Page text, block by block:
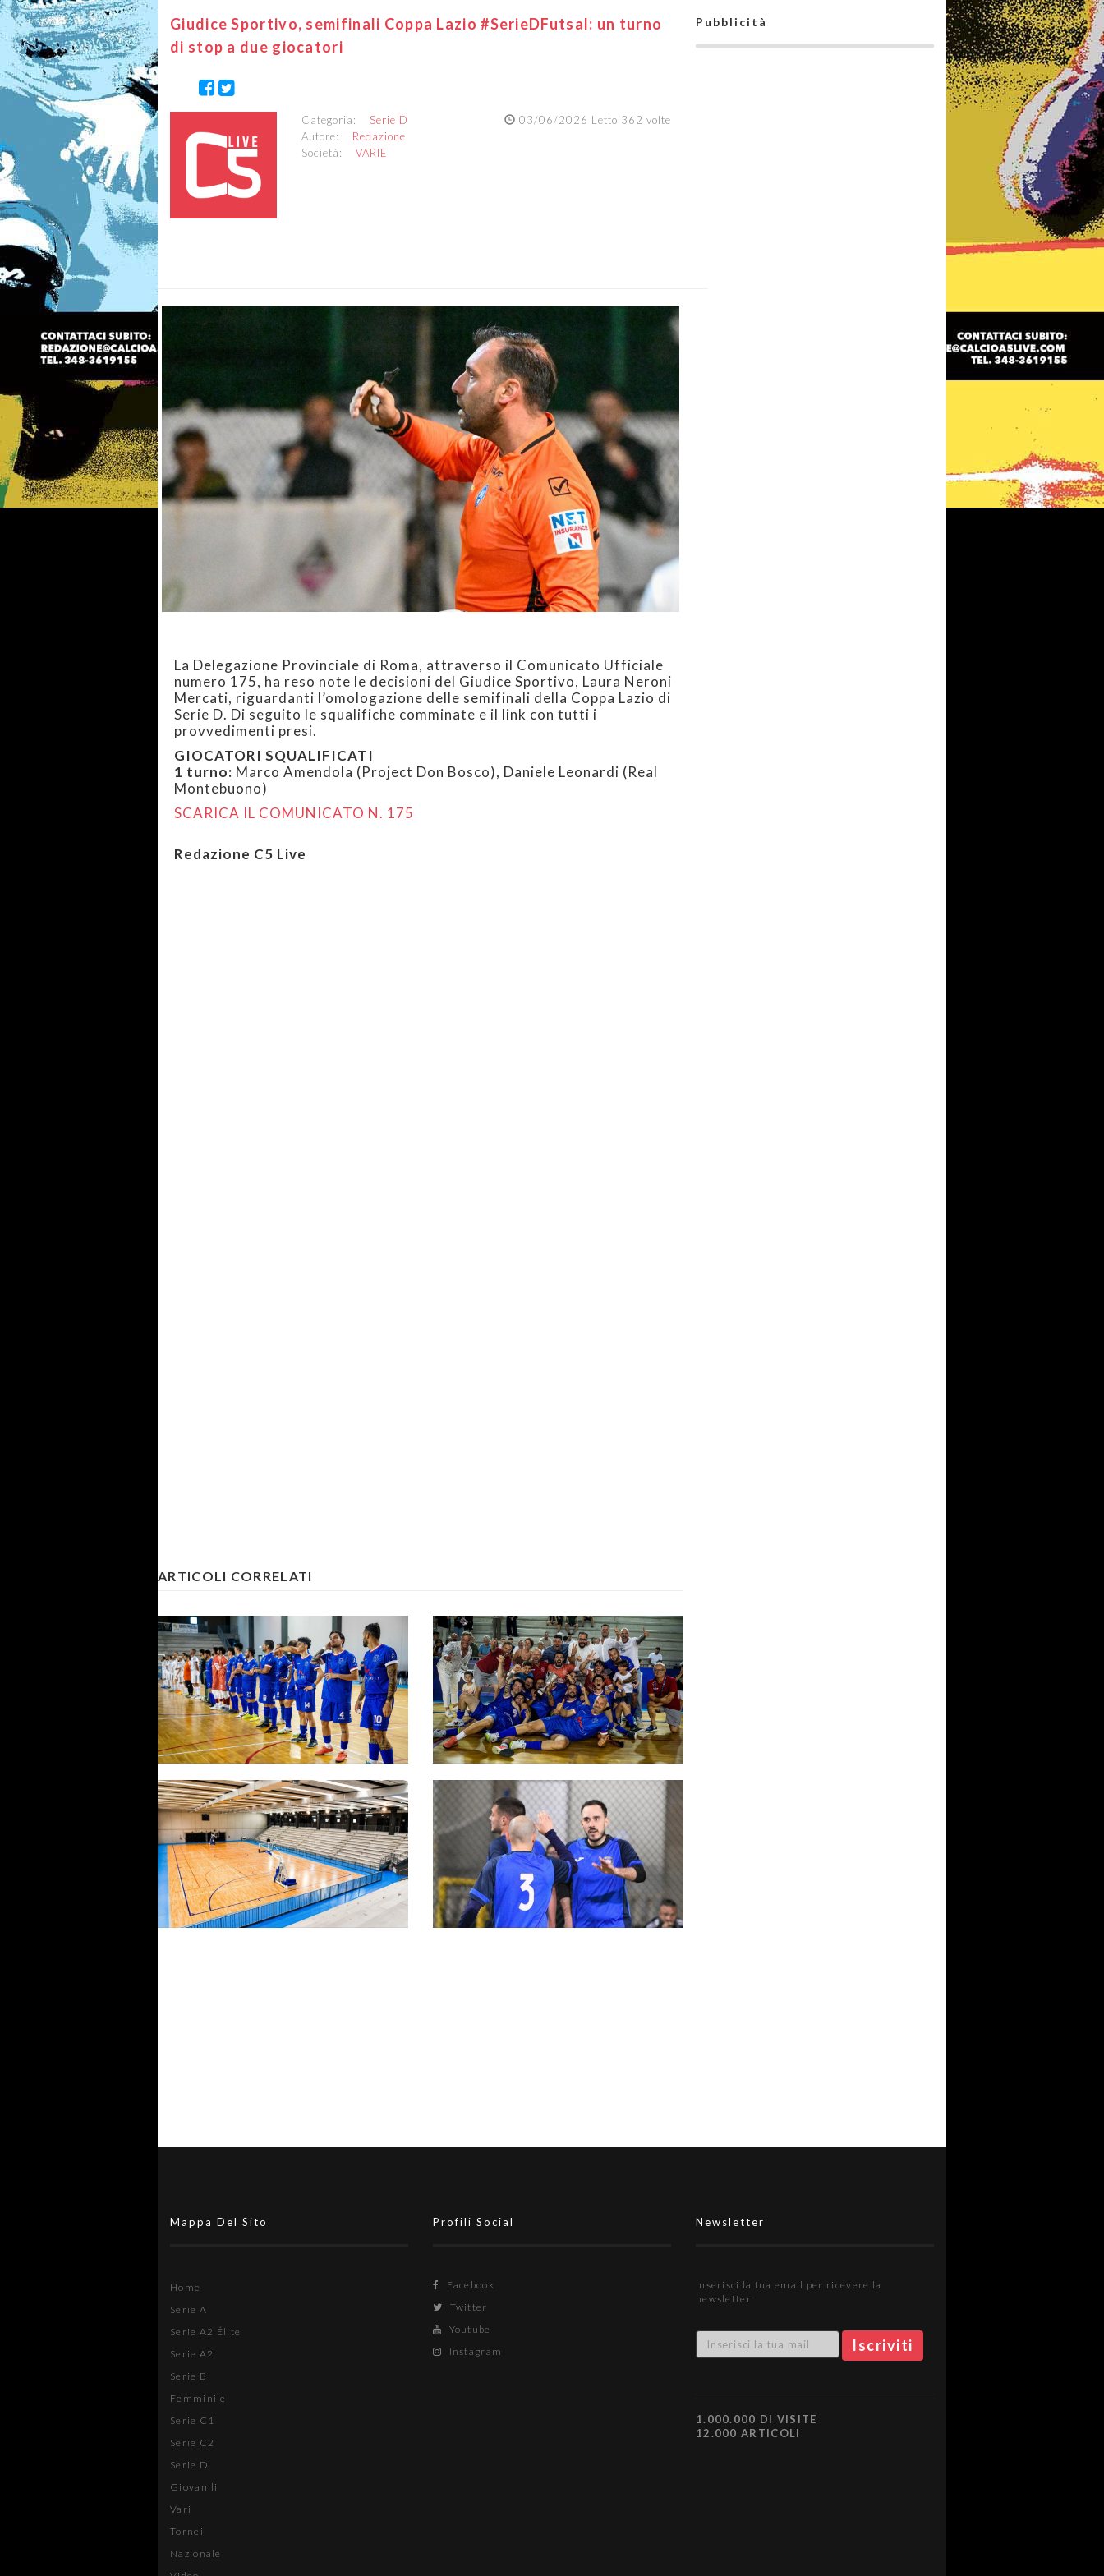
Giudice Sportivo, semifinali Coppa Lazio #SerieDFutsal: un turno
di stop a due giocatori
03/06/2026 Letto 362 volte
Categoria: Serie D
Autore: Redazione
Società: VARIE
La Delegazione Provinciale di Roma, attraverso il Comunicato Ufficiale
numero 175, ha reso note le decisioni del Giudice Sportivo, Laura Neroni
Mercati, riguardanti l’omologazione delle semifinali della Coppa Lazio di
Serie D. Di seguito le squalifiche comminate e il link con tutti i
provvedimenti presi.
GIOCATORI SQUALIFICATI
1 turno: Marco Amendola (Project Don Bosco), Daniele Leonardi (Real
Montebuono)
SCARICA IL COMUNICATO N. 175
Redazione C5 Live
ARTICOLI CORRELATI
Giudice Sportivo, finale Coppa
Lazio #SerieDFutsal: un giocatore
squalificato
Sacchetti, Picchi e De Marco
regolano il Lavinium: il Penta alza
Pubblicità
Mappa Del Sito
Home
Serie A
Serie A2 Élite
Serie A2
Serie B
Femminile
Serie C1
Serie C2
Serie D
Giovanili
Vari
Tornei
Nazionale
Profili Social
Facebook
Twitter
Youtube
Instagram
Newsletter
Inserisci la tua email per ricevere la
newsletter
1.000.000 DI VISITE
12.000 ARTICOLI